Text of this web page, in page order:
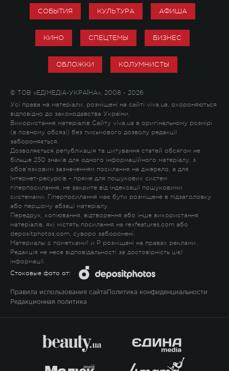
СОБЫТИЯ КУЛЬТУРА АФИША
КИНО СПЕЦТЕМЫ БИЗНЕС
ОБЛОЖКИ КОЛУМНИСТЫ
© ТОВ «ЕДІМЕДІА-УКРАЇНА», 2008 - 2026
Усі права на матеріали, розміщені на сайті viva.ua, охороняються
відповідно до законодавства України.
Використання матеріалів Сайту viva.ua в оригінальному розмірі
(в повному обсязі) без письмового дозволу редакції
забороняється.
Дозволяється републікація та цитування статей обсягом не
більше 250 знаків для одного інформаційного матеріалу, з
обов'язковим зазначенням посилання на джерело, а для
Інтернет-ресурсів – пряме для пошукових систем
гіперпосилання, не закрите від індексації пошуковими
системами. Гіперпосилання має бути розміщене в підзаголовку
або першому абзаці матеріалу.
Передрук, копіювання, відтворення або інше використання
матеріалів, які містять посилання на rexfeatures.com або
depositphotos.com, суворо заборонені.
Материалы с пометками! и P розміщені на правах реклами.
Редакція не несе відповідальності за достовірність цієї
інформації.
Стоковые фото от:
Правила использования сайта Политика конфиденциальности
Редакционная политика